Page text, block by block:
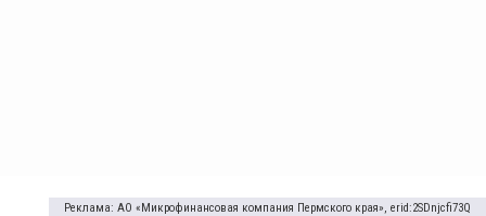
Реклама: АО «Микрофинансовая компания Пермского края», erid:2SDnjcfi73Q